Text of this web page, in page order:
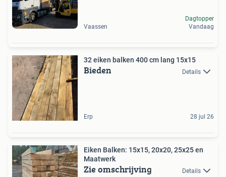
Vaassen
Dagtopper
Vandaag
32 eiken balken 400 cm lang 15x15
Bieden Details
Erp 28 jul 26
Eiken Balken: 15x15, 20x20, 25x25 en
Maatwerk
Zie omschrijving Details